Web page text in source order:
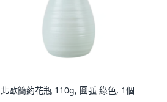
北歐簡約花瓶 110g, 圓弧 綠色, 1個